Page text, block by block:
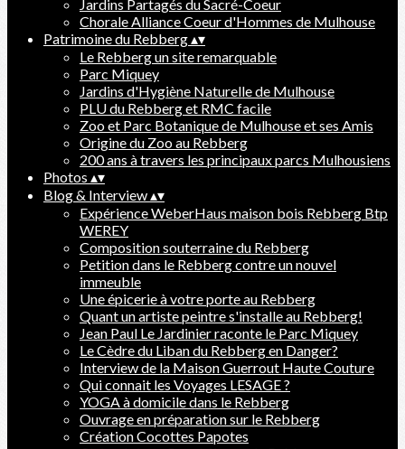
Jardins Partagés du Sacré-Coeur
Chorale Alliance Coeur d'Hommes de Mulhouse
Patrimoine du Rebberg▴▾
Le Rebberg un site remarquable
Parc Miquey
Jardins d'Hygiène Naturelle de Mulhouse
PLU du Rebberg et RMC facile
Zoo et Parc Botanique de Mulhouse et ses Amis
Origine du Zoo au Rebberg
200 ans à travers les principaux parcs Mulhousiens
Photos ▴▾
Blog & Interview▴▾
Expérience WeberHaus maison bois Rebberg Btp
WEREY
Composition souterraine du Rebberg
Petition dans le Rebberg contre un nouvel
immeuble
Une épicerie à votre porte au Rebberg
Quant un artiste peintre s'installe au Rebberg!
Jean Paul Le Jardinier raconte le Parc Miquey
Le Cèdre du Liban du Rebberg en Danger?
Interview de la Maison Guerrout Haute Couture
Qui connait les Voyages LESAGE ?
YOGA à domicile dans le Rebberg
Ouvrage en préparation sur le Rebberg
Création Cocottes Papotes